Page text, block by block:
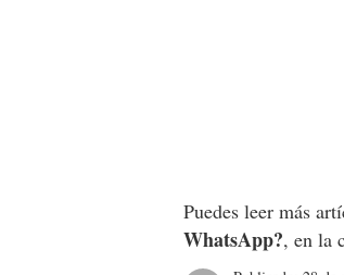
Puedes leer más
WhatsApp?, en la